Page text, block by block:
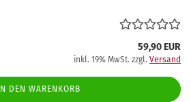
59,90 EUR
inkl. 19% MwSt. zzgl. Versand
IN DEN WARENKORB